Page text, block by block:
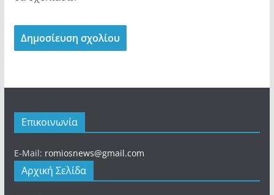
Επικοινωνία
E-Mail: romiosnews@gmail.com
Αρχική Σελίδα